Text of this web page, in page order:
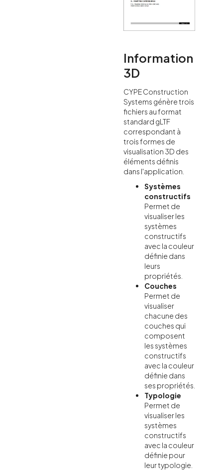
Information
3D
CYPE Construction
Systems génère trois
fichiers au format
standard gLTF
correspondant à
trois formes de
visualisation 3D des
éléments définis
dans l'application.
Systèmes
constructifs
Permet de
visualiser les
systèmes
constructifs
avec la couleur
définie dans
leurs
propriétés.
Couches
Permet de
visualiser
chacune des
couches qui
composent
les systèmes
constructifs
avec la couleur
définie dans
ses propriétés.
Typologie
Permet de
visualiser les
systèmes
constructifs
avec la couleur
définie pour
leur typologie.